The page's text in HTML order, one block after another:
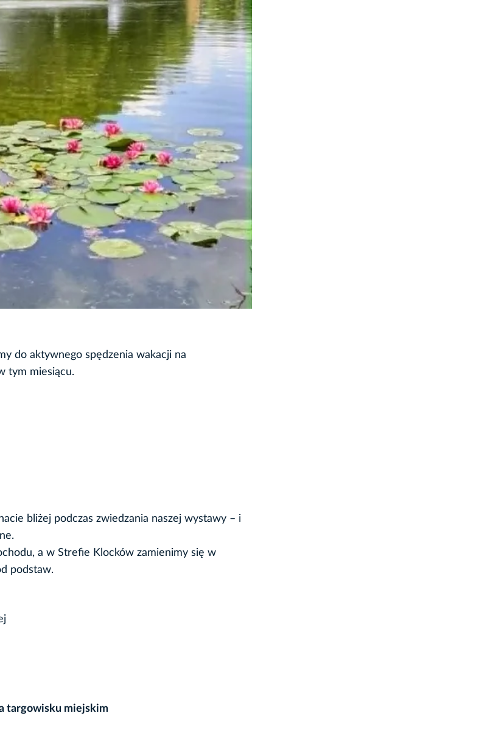
do aktywnego spędzenia wakacji na
tym miesiącu.
bliżej podczas zwiedzania naszej wystawy – i
a w Strefie Klocków zamienimy się w
podstaw.
targowisku miejskim